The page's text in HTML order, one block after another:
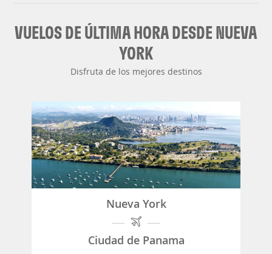
VUELOS DE ÚLTIMA HORA DESDE NUEVA
YORK
Disfruta de los mejores destinos
Nueva York
Ciudad de Panama